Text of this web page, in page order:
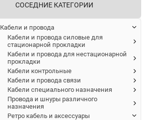
СОСЕДНИЕ КАТЕГОРИИ
Кабели и провода
Кабели и провода силовые для
стационарной прокладки
Кабели и провода для нестационарной
прокладки
Кабели контрольные
Кабели и провода связи
Кабели специального назначения
Провода и шнуры различного
назначения
Ретро кабель и аксессуары